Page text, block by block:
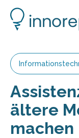
ältere
machen